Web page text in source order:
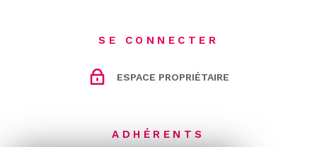
SE CONNECTER
ESPACE PROPRIÉTAIRE
ADHÉRENTS